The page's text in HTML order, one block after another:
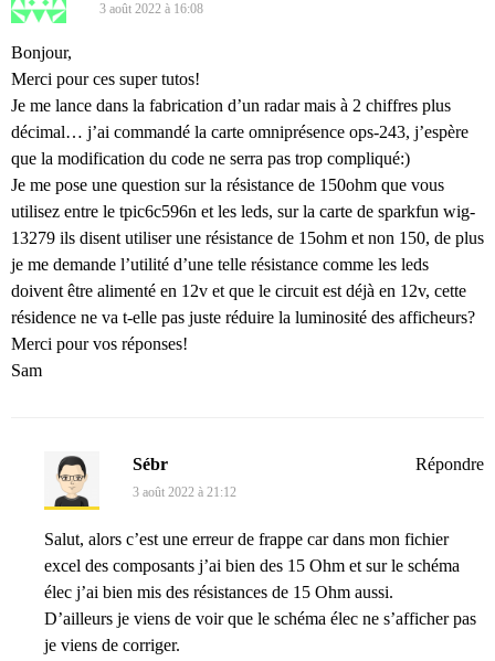
3 août 2022 à 16:08
Bonjour,
Merci pour ces super tutos!
Je me lance dans la fabrication d’un radar mais à 2 chiffres plus
décimal… j’ai commandé la carte omniprésence ops-243, j’espère
que la modification du code ne serra pas trop compliqué:)
Je me pose une question sur la résistance de 150ohm que vous
utilisez entre le tpic6c596n et les leds, sur la carte de sparkfun wig-
13279 ils disent utiliser une résistance de 15ohm et non 150, de plus
je me demande l’utilité d’une telle résistance comme les leds
doivent être alimenté en 12v et que le circuit est déjà en 12v, cette
résidence ne va t-elle pas juste réduire la luminosité des afficheurs?
Merci pour vos réponses!
Sam
Sébr
3 août 2022 à 21:12
Salut, alors c’est une erreur de frappe car dans mon fichier
excel des composants j’ai bien des 15 Ohm et sur le schéma
élec j’ai bien mis des résistances de 15 Ohm aussi.
D’ailleurs je viens de voir que le schéma élec ne s’afficher pas
je viens de corriger.
Répondre